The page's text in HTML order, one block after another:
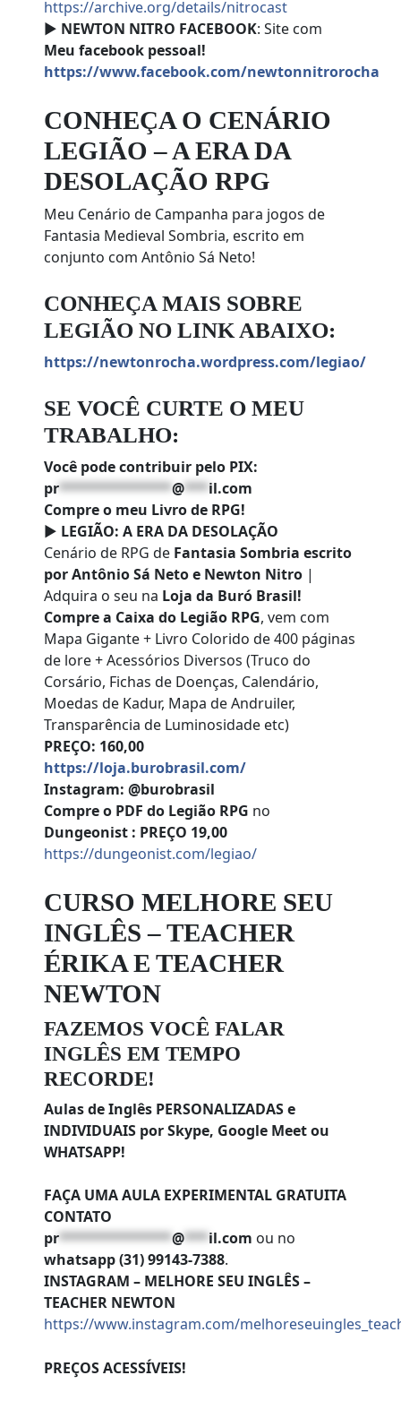
https://archive.org/details/nitrocast
► NEWTON NITRO FACEBOOK: Site com
Meu facebook pessoal!
https://www.facebook.com/newtonnitrorocha
CONHEÇA O CENÁRIO
LEGIÃO – A ERA DA
DESOLAÇÃO RPG
Meu Cenário de Campanha para jogos de
Fantasia Medieval Sombria, escrito em
conjunto com Antônio Sá Neto!
CONHEÇA MAIS SOBRE
LEGIÃO NO LINK ABAIXO:
https://newtonrocha.wordpress.com/legiao/
SE VOCÊ CURTE O MEU
TRABALHO:
Você pode contribuir pelo PIX:
pr**************@***il.com
Compre o meu Livro de RPG!
► LEGIÃO: A ERA DA DESOLAÇÃO
Cenário de RPG de Fantasia Sombria escrito
por Antônio Sá Neto e Newton Nitro |
Adquira o seu na Loja da Buró Brasil!
Compre a Caixa do Legião RPG, vem com
Mapa Gigante + Livro Colorido de 400 páginas
de lore + Acessórios Diversos (Truco do
Corsário, Fichas de Doenças, Calendário,
Moedas de Kadur, Mapa de Andruiler,
Transparência de Luminosidade etc)
PREÇO: 160,00
https://loja.burobrasil.com/
Instagram: @burobrasil
Compre o PDF do Legião RPG no
Dungeonist : PREÇO 19,00
https://dungeonist.com/legiao/
CURSO MELHORE SEU
INGLÊS – TEACHER
ÉRIKA E TEACHER
NEWTON
FAZEMOS VOCÊ FALAR
INGLÊS EM TEMPO
RECORDE!
Aulas de Inglês PERSONALIZADAS e
INDIVIDUAIS por Skype, Google Meet ou
WHATSAPP!
FAÇA UMA AULA EXPERIMENTAL GRATUITA
CONTATO
pr**************@***il.com ou no
whatsapp (31) 99143-7388.
INSTAGRAM – MELHORE SEU INGLÊS –
TEACHER NEWTON
https://www.instagram.com/
PREÇOS ACESSÍVEIS!